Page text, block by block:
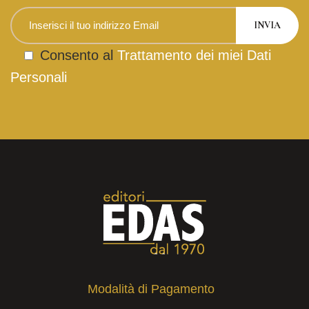
Consento al Trattamento dei miei Dati
Personali
Modalità di Pagamento